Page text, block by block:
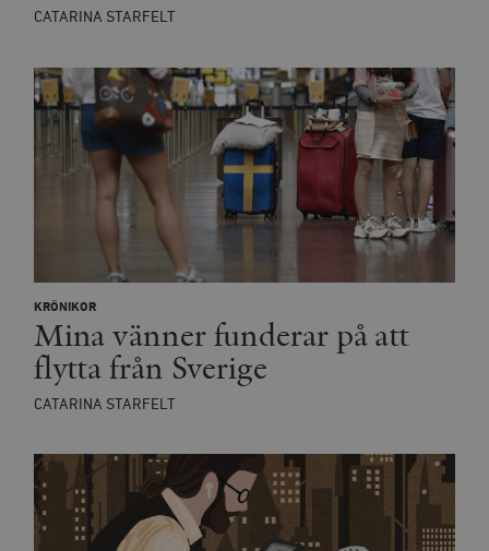
CATARINA STARFELT
KRÖNIKOR
Mina vänner funderar på att
flytta från Sverige
CATARINA STARFELT